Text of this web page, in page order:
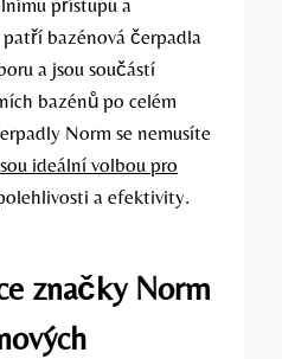
přístupu a
bazénová čerpadla
a jsou součástí
bazénů po celém
Norm se nemusíte
ideální volbou pro
a efektivity.
značky Norm